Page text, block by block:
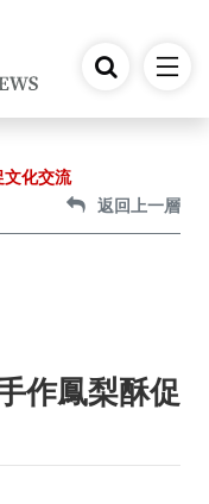
化交流
返回上一層
作鳳梨酥促